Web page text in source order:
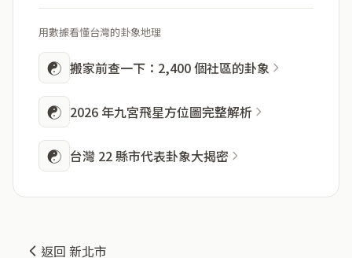
用數據看懂台灣的卦象地理
☯ 搬家前查一下：2,400 個社區的卦象
☯ 2026 年九宮飛星方位圖完整解析
☯ 台灣 22 縣市代表卦象大揭密
返回 新北市